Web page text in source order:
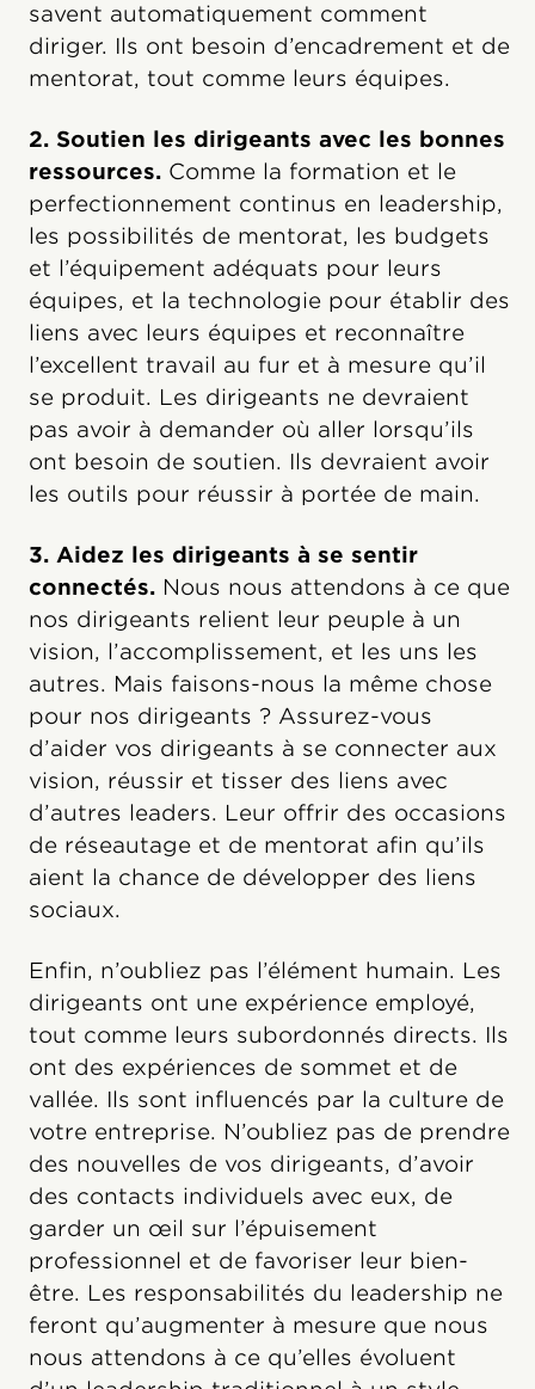
savent automatiquement comment
diriger. Ils ont besoin d’encadrement et de
mentorat, tout comme leurs équipes.
2. Soutien les dirigeants avec les bonnes
ressources. Comme la formation et le
perfectionnement continus en leadership,
les possibilités de mentorat, les budgets
et l’équipement adéquats pour leurs
équipes, et la technologie pour établir des
liens avec leurs équipes et reconnaître
l’excellent travail au fur et à mesure qu’il
se produit. Les dirigeants ne devraient
pas avoir à demander où aller lorsqu’ils
ont besoin de soutien. Ils devraient avoir
les outils pour réussir à portée de main.
3. Aidez les dirigeants à se sentir
connectés. Nous nous attendons à ce que
nos dirigeants relient leur peuple à un
vision, l’accomplissement, et les uns les
autres. Mais faisons-nous la même chose
pour nos dirigeants ? Assurez-vous
d’aider vos dirigeants à se connecter aux
vision, réussir et tisser des liens avec
d’autres leaders. Leur offrir des occasions
de réseautage et de mentorat afin qu’ils
aient la chance de développer des liens
sociaux.
Enfin, n’oubliez pas l’élément humain. Les
dirigeants ont une expérience employé,
tout comme leurs subordonnés directs. Ils
ont des expériences de sommet et de
vallée. Ils sont influencés par la culture de
votre entreprise. N’oubliez pas de prendre
des nouvelles de vos dirigeants, d’avoir
des contacts individuels avec eux, de
garder un œil sur l’épuisement
professionnel et de favoriser leur bien-
être. Les responsabilités du leadership ne
feront qu’augmenter à mesure que nous
nous attendons à ce qu’elles évoluent